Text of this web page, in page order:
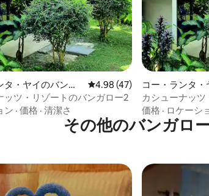
タ・ヤイのバンガ レビュー47件、5つ星中4.98
4.98 (47)
ッツ・リゾートのバンガロー2
ン · 価格 · 清潔さ
コー・ランタ・
ロー
カシューナッ
価格 · ロケーシ
その他のバンガロ